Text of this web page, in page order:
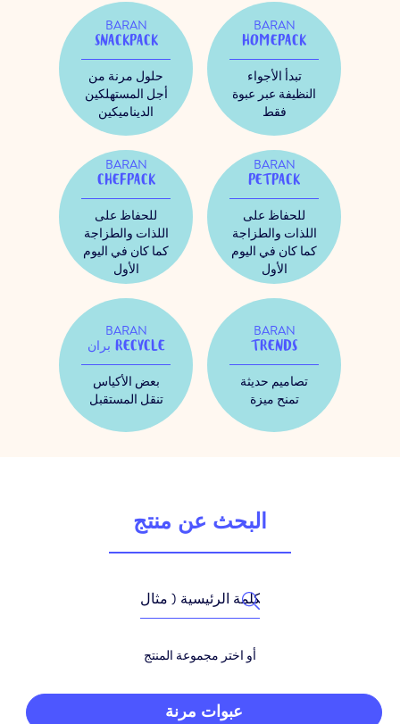
BARAN
SNACKPACK
حلول مرنة من
أجل المستهلكين
الديناميكين
BARAN
HOMEPACK
تبدأ الأجواء
النظيفة عبر عبوة
فقط
BARAN
CHEFPACK
للحفاظ على
اللذات والطزاجة
كما كان في اليوم
الأول
BARAN
PETPACK
للحفاظ على
اللذات والطزاجة
كما كان في اليوم
الأول
BARAN
بران RECYCLE
بعض الأكياس
تنقل المستقبل
BARAN
TRENDS
تصاميم حديثة
تمنح ميزة
البحث عن منتج
أو اختر مجموعة المنتج
عبوات مرنة